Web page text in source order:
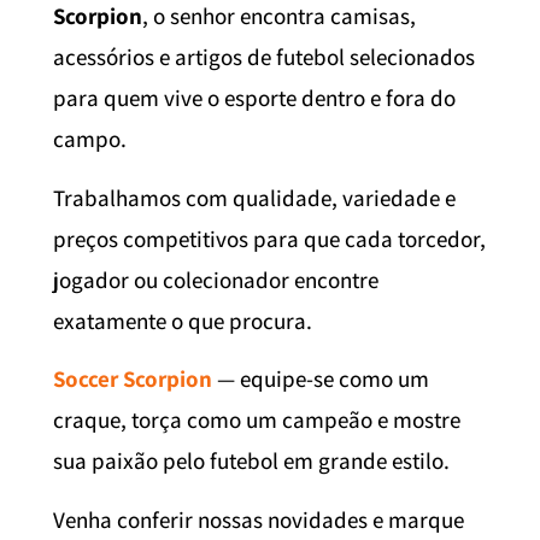
Scorpion, o senhor encontra camisas,
acessórios e artigos de futebol selecionados
para quem vive o esporte dentro e fora do
campo.
Trabalhamos com qualidade, variedade e
preços competitivos para que cada torcedor,
jogador ou colecionador encontre
exatamente o que procura.
Soccer Scorpion — equipe-se como um
craque, torça como um campeão e mostre
sua paixão pelo futebol em grande estilo.
Venha conferir nossas novidades e marque